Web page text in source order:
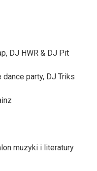
DJ HWR & DJ Pit
party, DJ Triks
muzyki i literatury